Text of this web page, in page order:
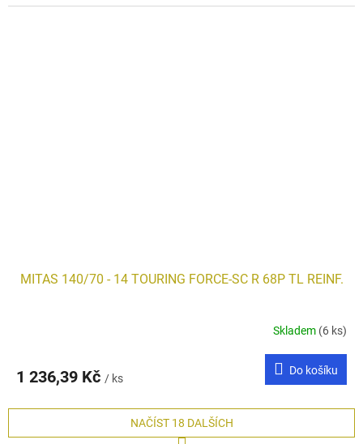
MITAS 140/70 - 14 TOURING FORCE-SC R 68P TL REINF.
Skladem (6 ks)
1 236,39 Kč / ks
Do košíku
NAČÍST 18 DALŠÍCH